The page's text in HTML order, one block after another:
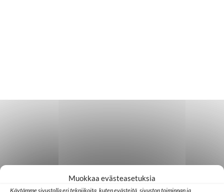
Muokkaa evästeasetuksia
Käytämme sivustolla eri tekniikoita, kuten evästeitä, sivuston toiminnan ja